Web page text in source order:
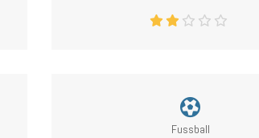
Fussball